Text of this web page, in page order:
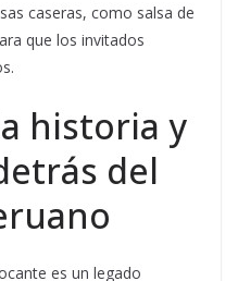
caseras, como salsa de
que los invitados
historia y
del
es un legado